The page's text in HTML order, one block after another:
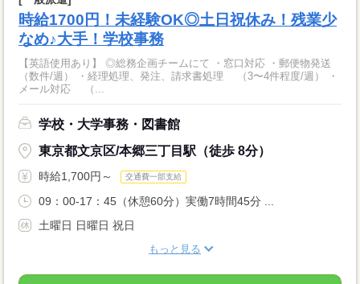
時給1700円！未経験OK◎土日祝休み！残業少
なめ♪大手！学校事務
【英語使用あり】 ◎総務企画チームにて ・窓口対応 ・郵便物発送
（数件/週） ・経理処理、発注、請求書処理 （3〜4件程度/週） ・
メール対応 （...
学校・大学事務・図書館
東京都文京区/本郷三丁目駅（徒歩 8分）
時給1,700円～ 交通費一部支給
09：00-17：45（休憩60分）実働7時間45分 ...
土曜日 日曜日 祝日
もっと見る